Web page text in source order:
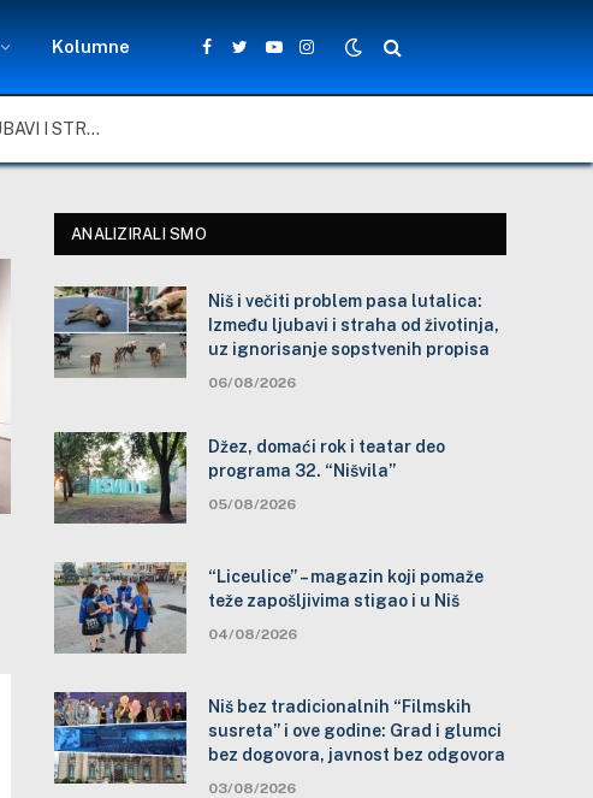
Kolumne
Facebook
TwitterYouTubeInstagram
NIŠ I VEČITI PROBLEM PASA LUTALICA: IZMEĐU LJUBAVI I STRAHA OD ŽIVOTINJA, UZ IGNORISANJE SOPSTVENIH PROPISA
ANALIZIRALI SMO
Niš i večiti problem pasa lutalica:
Između ljubavi i straha od životinja,
uz ignorisanje sopstvenih propisa
06/08/2026
Džez, domaći rok i teatar deo
programa 32. “Nišvila”
05/08/2026
“Liceulice” – magazin koji pomaže
teže zapošljivima stigao i u Niš
04/08/2026
Niš bez tradicionalnih “Filmskih
susreta” i ove godine: Grad i glumci
bez dogovora, javnost bez odgovora
03/08/2026